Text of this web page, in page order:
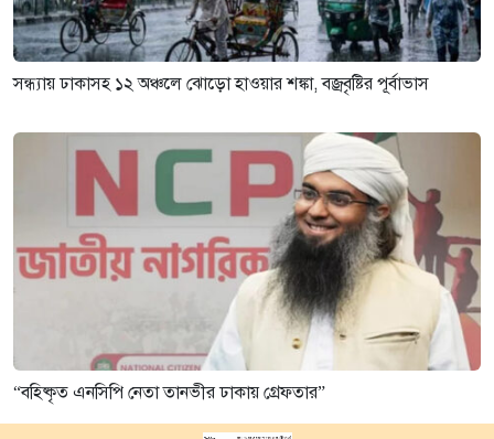
সন্ধ্যায় ঢাকাসহ ১২ অঞ্চলে ঝোড়ো হাওয়ার শঙ্কা, বজ্রবৃষ্টির পূর্বাভাস
“বহিষ্কৃত এনসিপি নেতা তানভীর ঢাকায় গ্রেফতার”